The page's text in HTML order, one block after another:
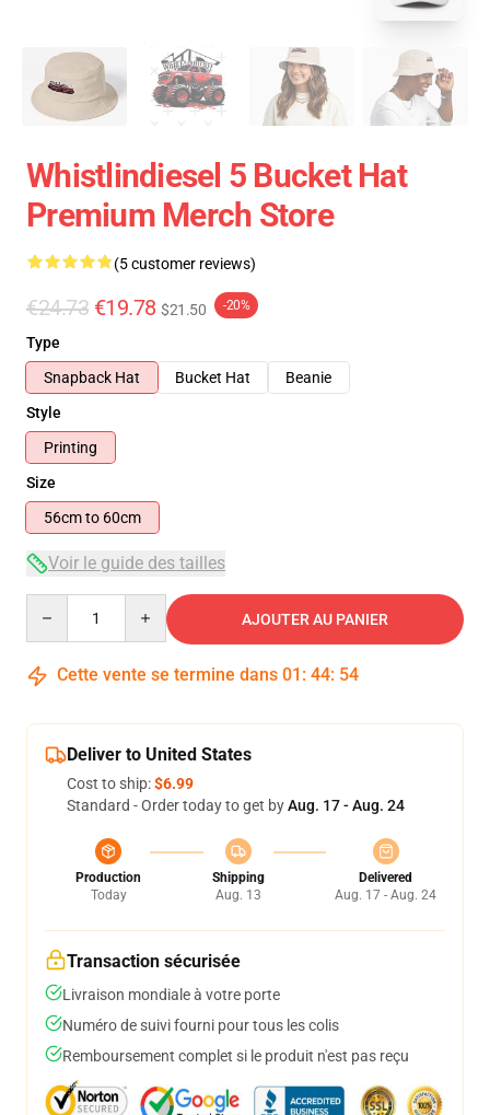
Whistlindiesel 5 Bucket Hat
Premium Merch Store
(5 customer reviews)
€24.73 €19.78 $21.50 -20%
Type
Snapback Hat
Bucket Hat
Beanie
Style
Printing
Size
56cm to 60cm
Voir le guide des tailles
AJOUTER AU PANIER
Cette vente se termine dans 01 : 44: 54
Deliver to United States
Cost to ship:$6.99
Standard - Order today to get byAug. 17 - Aug. 24
Production
Today
Shipping
Aug. 13
Delivered
Aug. 17 - Aug. 24
Transaction sécurisée
Livraison mondiale à votre porte
Numéro de suivi fourni pour tous les colis
Remboursement complet si le produit n'est pas reçu